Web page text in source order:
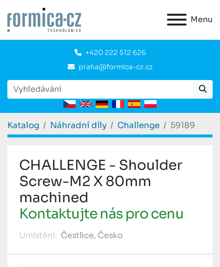
Menu
+420 222 512 626
praha@formica-cz.cz
Katalog Náhradní díly Challenge 59189
CHALLENGE - Shoulder
Screw-M2 X 80mm
machined
Kontaktujte nás pro cenu
Umístění: Čestlice, Česko